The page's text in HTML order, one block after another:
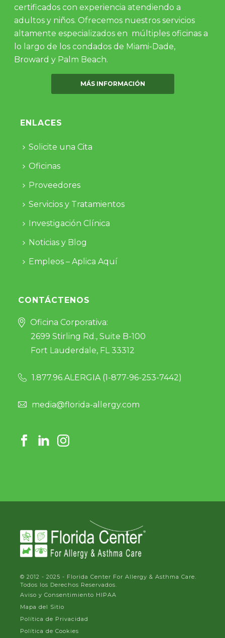
certificados con experiencia atendiendo a
adultos y niños. Ofrecemos nuestros servicios
altamente especializados en múltiples oficinas a
lo largo de los condados de Miami-Dade,
Broward y Palm Beach.
MÁS INFORMACIÓN
ENLACES
Solicite una Cita
Oficinas
Proveedores
Servicios y Tratamientos
Investigación Clínica
Noticias y Blog
Empleos – Aplica Aquí
CONTÁCTENOS
Oficina Corporativa:
2699 Stirling Rd., Suite B-100
Fort Lauderdale, FL 33312
1.877.96.ALERGIA (1-877-96-253-7442)
media@florida-allergy.com
© 2012 - 2025 - Florida Center For Allergy & Asthma Care.
Todos los Derechos Reservados.
Aviso y Consentimiento HIPAA
Mapa del Sitio
Política de Privacidad
Política de Cookies